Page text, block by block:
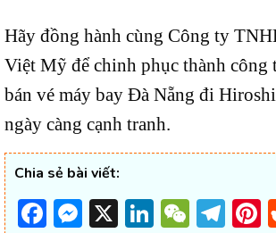
Hãy đồng hành cùng Công ty
Việt Mỹ để chinh phục thành công
bán vé máy bay Đà Nẵng đi
ngày càng cạnh tranh.
Chia sẻ bài viết:
Facebook
Messenger
X LinkedIn